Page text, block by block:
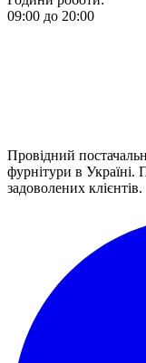
09:00 до 20:00
Провідний
фурнітури в Україні.
задоволених клієнтів.